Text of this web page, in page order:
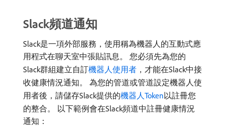
Slack頻道通知
Slack是一項外部服務，使用稱為機器人的互動式應
用程式在聊天室中張貼訊息。 您必須先為您的
Slack群組建立自訂機器人使用者 ，才能在Slack中接
收健康情況通知。 為您的管道或管道設定機器人使
用者後，請儲存Slack提供的機器人Token以註冊您
的整合。 以下範例會在Slack頻道中註冊健康情況
通知：